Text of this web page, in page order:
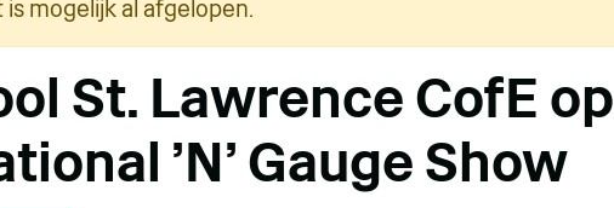
mogelijk al afgelopen.
St. Lawrence CofE op
'N' Gauge Show